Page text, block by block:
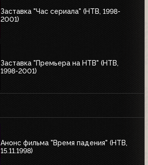
Заставка "Час сериала" (НТВ, 1998-
2001)
Заставка "Премьера на НТВ" (НТВ,
1998-2001)
Анонс фильма "Время падения" (НТВ,
15.11.1998)